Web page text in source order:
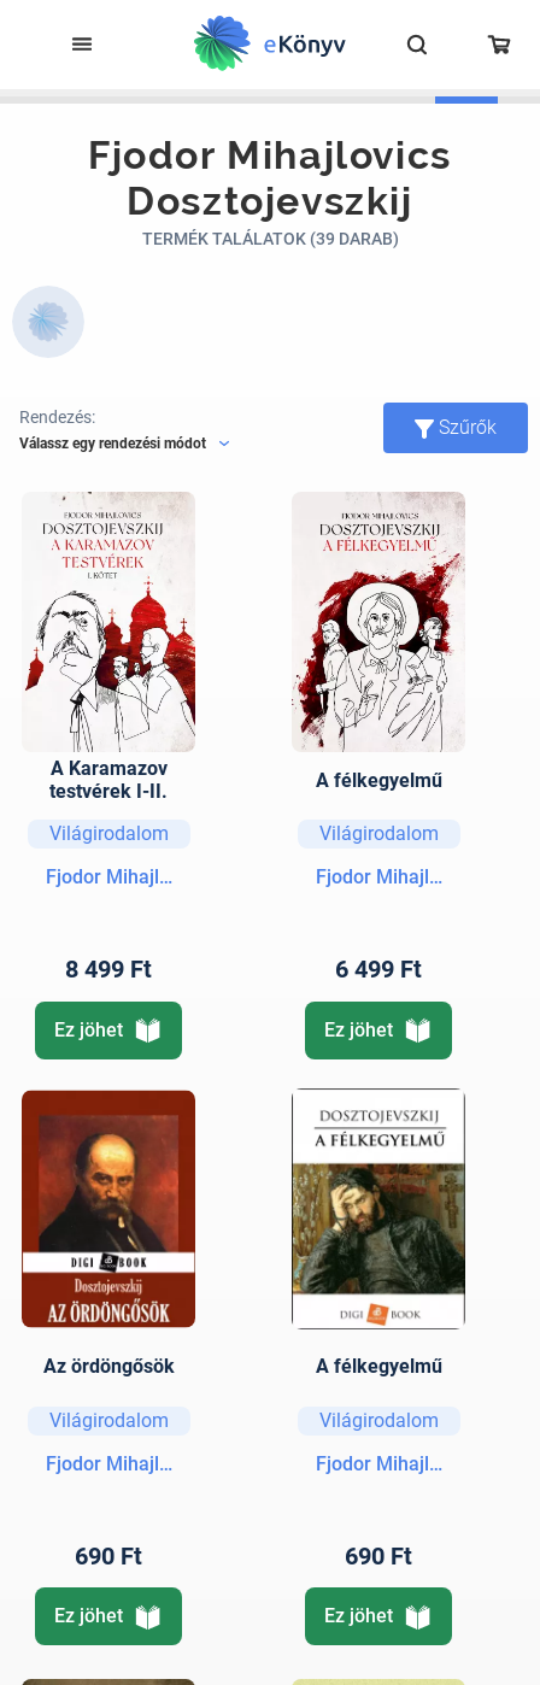
Fjodor Mihajlovics
Dosztojevszkij
TERMÉK TALÁLATOK (39 DARAB)
Rendezés:
Válassz egy rendezési módot
Szűrők
A Karamazov
testvérek I-II.
Világirodalom
Fjodor Mihajlovics Dosztojevszkij
8 499 Ft
Ez jöhet
A félkegyelmű
Világirodalom
Fjodor Mihajlovics
6 499 Ft
Ez jöhet
Az ördöngősök
Világirodalom
Fjodor Mihajlovics Dosztojevszkij
690 Ft
Ez jöhet
A félkegyelmű
Világirodalom
Fjodor Mihajlovics
690 Ft
Ez jöhet